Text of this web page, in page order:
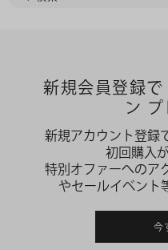
新規会員登録
ン
新規アカウント登録
初回購入
特別オファーへのア
やセールイベント
今